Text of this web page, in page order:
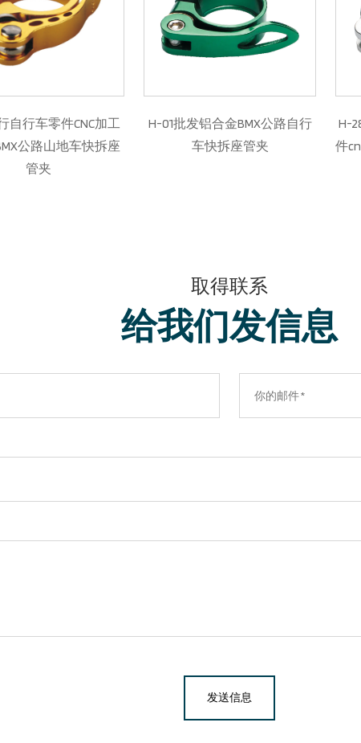
H-01批发铝合金BMX公路自行
车快拆座管夹
H-28新设计宁波永腾自行车零
件cnc加工铝合金自行车座管夹
取得联系
给我们发信息​